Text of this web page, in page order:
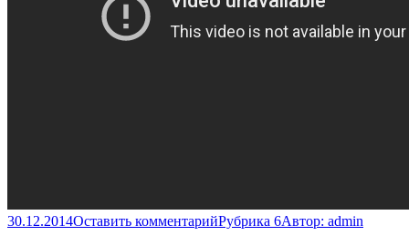
30.12.2014Оставить комментарийРубрика 6Автор: admin